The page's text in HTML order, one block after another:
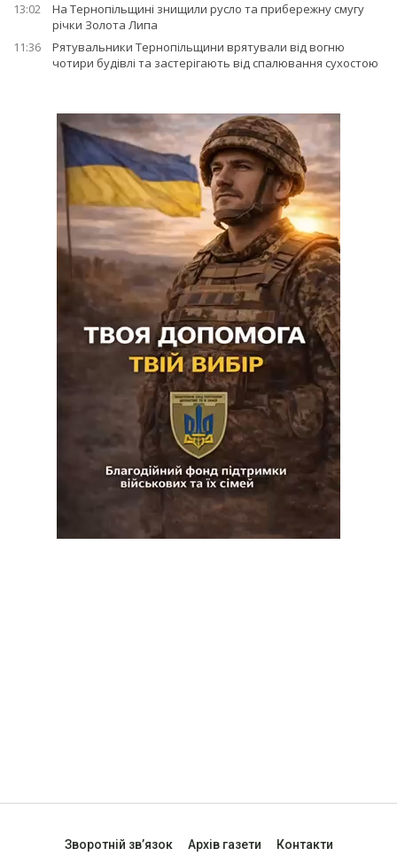
13:02
На Тернопільщині знищили русло та прибережну смугу
річки Золота Липа
11:36
Рятувальники Тернопільщини врятували від вогню
чотири будівлі та застерігають від спалювання сухостою
Зворотній зв’язок Архів газети Контакти